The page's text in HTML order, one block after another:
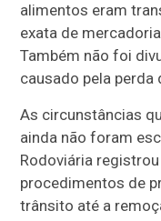
alimentos eram
exata de
Também não foi
causado pela perda
As circunstâncias
ainda não foram
Rodoviária
procedimentos de
trânsito até a